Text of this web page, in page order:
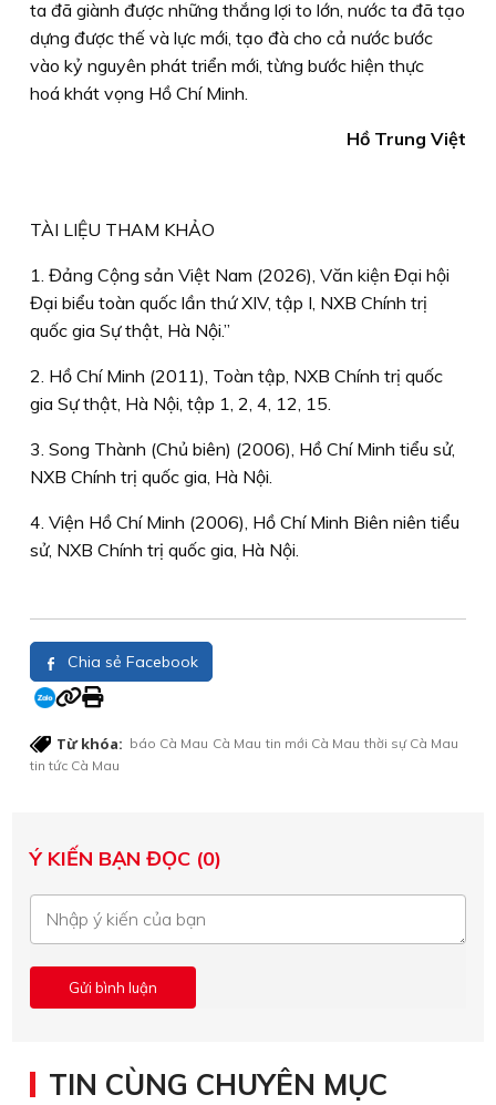
ta đã giành được những thắng lợi to lớn, nước ta đã tạo
dựng được thế và lực mới, tạo đà cho cả nước bước
vào kỷ nguyên phát triển mới, từng bước hiện thực
hoá khát vọng Hồ Chí Minh.
Hồ Trung Việt
TÀI LIỆU THAM KHẢO
1. Đảng Cộng sản Việt Nam (2026), Văn kiện Đại hội
Đại biểu toàn quốc lần thứ XIV, tập I, NXB Chính trị
quốc gia Sự thật, Hà Nội.”
2. Hồ Chí Minh (2011), Toàn tập, NXB Chính trị quốc
gia Sự thật, Hà Nội, tập 1, 2, 4, 12, 15.
3. Song Thành (Chủ biên) (2006), Hồ Chí Minh tiểu sử,
NXB Chính trị quốc gia, Hà Nội.
4. Viện Hồ Chí Minh (2006), Hồ Chí Minh Biên niên tiểu
sử, NXB Chính trị quốc gia, Hà Nội.
Chia sẻ Facebook
Từ khóa: báo Cà Mau Cà Mau tin mới Cà Mau thời sự Cà Mau
tin tức Cà Mau
Ý KIẾN BẠN ĐỌC (0)
TIN CÙNG CHUYÊN MỤC